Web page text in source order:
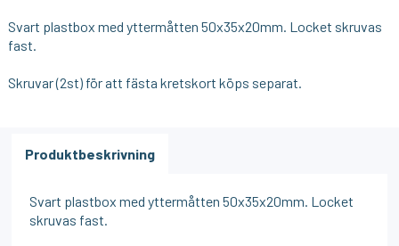
Svart plastbox med yttermåtten 50x35x20mm. Locket skruvas
fast.
Skruvar (2st) för att fästa kretskort köps separat.
Produktbeskrivning
Svart plastbox med yttermåtten 50x35x20mm. Locket
skruvas fast.